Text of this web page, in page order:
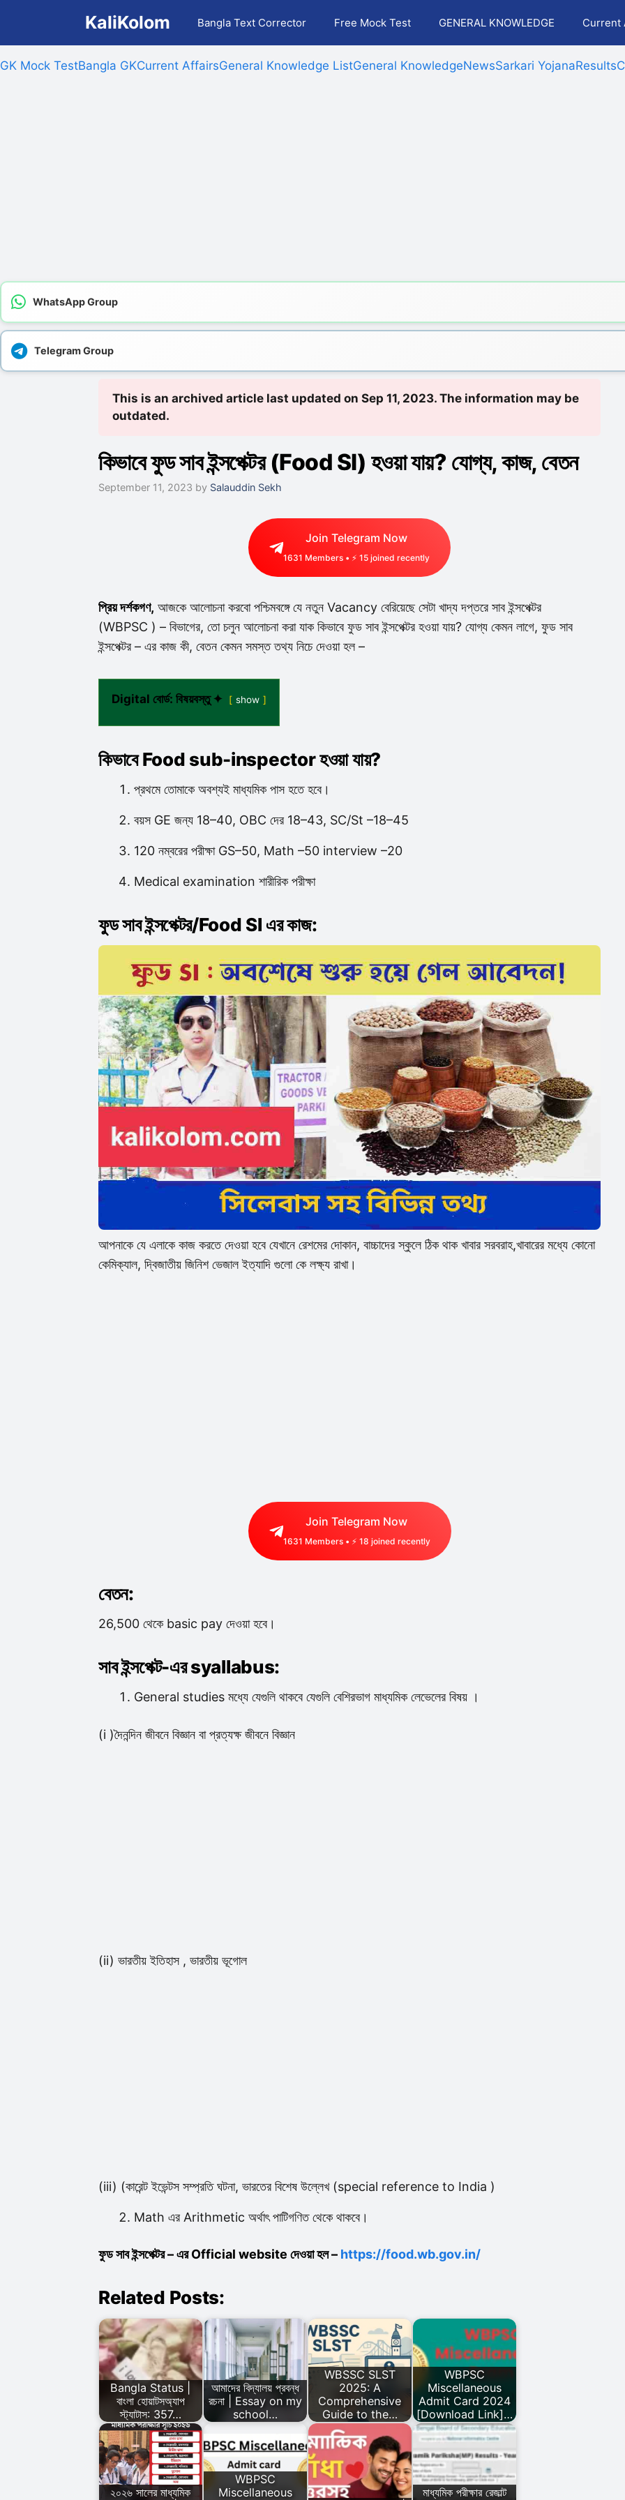
content
KaliKolom Bangla Text Corrector Free Mock Test GENERAL KNOWLEDGE Current
GK Mock TestBangla GKCurrent AffairsGeneral Knowledge ListGeneral KnowledgeNewsSarkari YojanaResults
WhatsApp Group
Telegram Group
This is an archived article last updated on Sep 11, 2023. The information may be
outdated.
কিভাবে ফুড সাব ইন্সপেক্টর (Food SI) হওয়া যায়? যোগ্য, কাজ, বেতন
September 11, 2023 by Salauddin Sekh
Join Telegram Now
1631 Members • ⚡ 15 joined recently
প্রিয় দর্শকগণ, আজকে আলোচনা করবো পশ্চিমবঙ্গে যে নতুন Vacancy বেরিয়েছে সেটা খাদ্য দপ্তরে সাব ইন্সপেক্টর
(WBPSC ) – বিভাগের, তো চলুন আলোচনা করা যাক কিভাবে ফুড সাব ইন্সপেক্টর হওয়া যায়? যোগ্য কেমন লাগে, ফুড সাব
ইন্সপেক্টর – এর কাজ কী, বেতন কেমন সমস্ত তথ্য নিচে দেওয়া হল –
Digital বোর্ড: বিষয়বস্তু ✦ show
কিভাবে Food sub-inspector হওয়া যায়?
প্রথমে তোমাকে অবশ্যই মাধ্যমিক পাস হতে হবে।
বয়স GE জন্য 18–40, OBC দের 18–43, SC/St –18–45
120 নম্বরের পরীক্ষা GS–50, Math –50 interview –20
Medical examination শারীরিক পরীক্ষা
ফুড সাব ইন্সপেক্টর/Food SI এর কাজ:
আপনাকে যে এলাকে কাজ করতে দেওয়া হবে যেখানে রেশমের দোকান, বাচ্চাদের স্কুলে ঠিক থাক খাবার সরবরাহ,খাবারের মধ্যে কোনো
কেমিক্যাল, দ্বিজাতীয় জিনিশ ভেজাল ইত্যাদি গুলো কে লক্ষ্য রাখা।
Join Telegram Now
1631 Members • ⚡ 18 joined recently
বেতন:
26,500 থেকে basic pay দেওয়া হবে।
সাব ইন্সপেক্ট-এর syallabus:
General studies মধ্যে যেগুলি থাকবে যেগুলি বেশিরভাগ মাধ্যমিক লেভেলের বিষয় ।
(i )দৈনন্দিন জীবনে বিজ্ঞান বা প্রত্যক্ষ জীবনে বিজ্ঞান
(ii) ভারতীয় ইতিহাস , ভারতীয় ভূগোল
(iii) (কারেন্ট ইভেন্টস সম্প্রতি ঘটনা, ভারতের বিশেষ উল্লেখ (special reference to India )
Math এর Arithmetic অর্থাৎ পাটিগণিত থেকে থাকবে।
ফুড সাব ইন্সপেক্টর – এর Official website দেওয়া হল – https://food.wb.gov.in/
Related Posts:
Bangla Status |
বাংলা হোয়াটসঅ্যাপ
স্ট্যাটাস: 357…
আমাদের বিদ্যালয় প্রবন্ধ
রচনা | Essay on my
school…
WBSSC SLST
2025: A
Comprehensive
Guide to the…
WBPSC
Miscellaneous
Admit Card 2024
[Download Link]…
২০২৬ সালের মাধ্যমিক
WBPSC
Miscellaneous
মাধ্যমিক পরীক্ষার রেজাল্ট